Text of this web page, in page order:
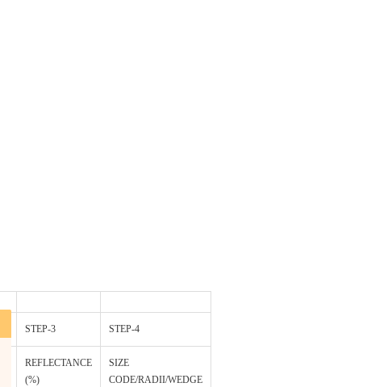
STEP-3 STEP-4
REFLECTANCE
(%)
SIZE
CODE/RADII/WEDGE